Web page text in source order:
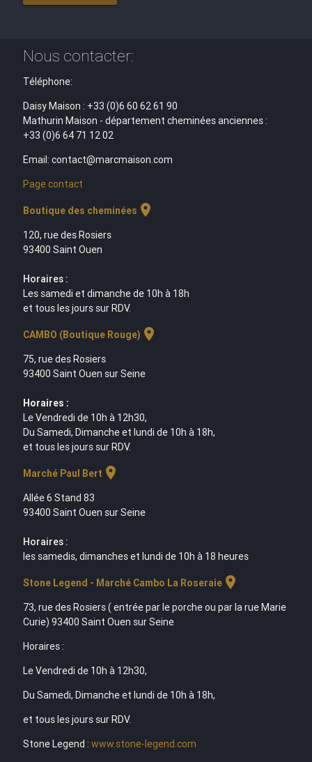
Nous contacter:
Téléphone:
Daisy Maison : +33 (0)6 60 62 61 90
Mathurin Maison - département cheminées anciennes :
+33 (0)6 64 71 12 02
Email: contact@marcmaison.com
Page contact
Boutique des cheminées location_on
120, rue des Rosiers
93400 Saint Ouen
Horaires :
Les samedi et dimanche de 10h à 18h
et tous les jours sur RDV.
CAMBO (Boutique Rouge) location_on
75, rue des Rosiers
93400 Saint Ouen sur Seine
Horaires :
Le Vendredi de 10h à 12h30,
Du Samedi, Dimanche et lundi de 10h à 18h,
et tous les jours sur RDV.
Marché Paul Bert location_on
Allée 6 Stand 83
93400 Saint Ouen sur Seine
Horaires :
les samedis, dimanches et lundi de 10h à 18 heures
Stone Legend - Marché Cambo La Roseraielocation_on
73, rue des Rosiers ( entrée par le porche ou par la rue Marie
Curie) 93400 Saint Ouen sur Seine
Horaires :
Le Vendredi de 10h à 12h30,
Du Samedi, Dimanche et lundi de 10h à 18h,
et tous les jours sur RDV.
Stone Legend : www.stone-legend.com